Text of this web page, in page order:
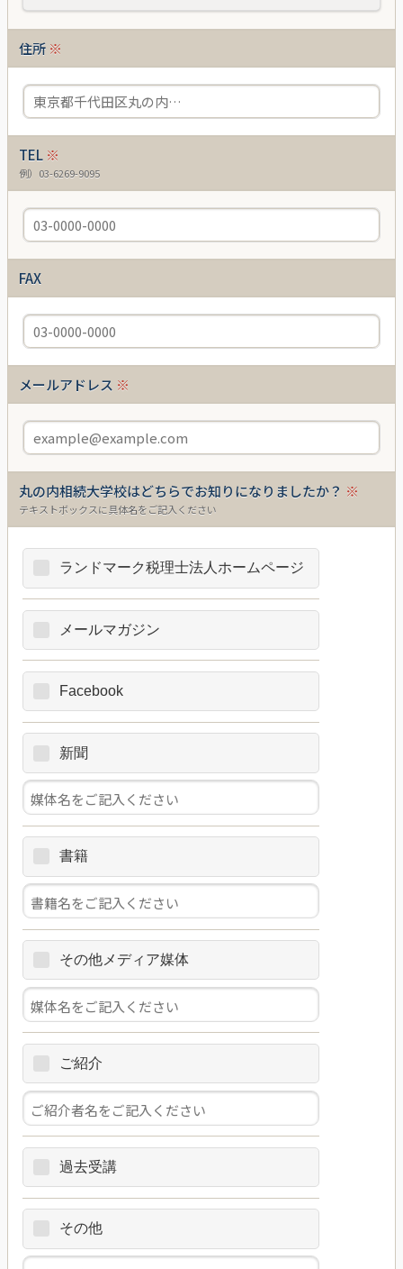
住所 ※
TEL ※
例）03-6269-9095
FAX
メールアドレス ※
丸の内相続大学校はどちらでお知りになりましたか？ ※
テキストボックスに具体名をご記入ください
ランドマーク税理士法人ホームページ
メールマガジン
Facebook
新聞
書籍
その他メディア媒体
ご紹介
過去受講
その他